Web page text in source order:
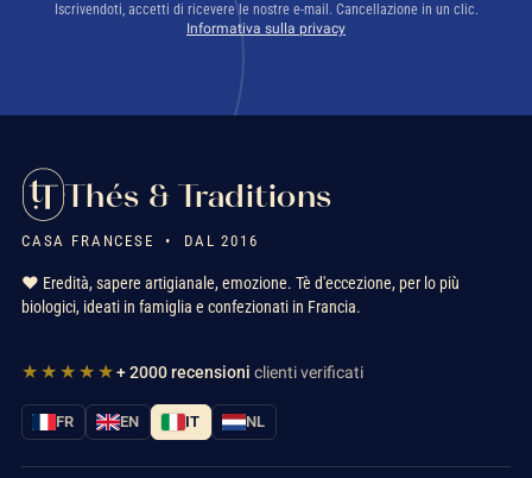
Iscrivendoti, accetti di ricevere le nostre e-mail. Cancellazione in un clic.
Informativa sulla privacy
Thés & Traditions
CASA FRANCESE • DAL 2016
❤️ Eredità, sapere artigianale, emozione. Tè d'eccezione, per lo più
biologici, ideati in famiglia e confezionati in Francia.
★★★★★+ 2000 recensioni clienti verificati
FR EN IT NL